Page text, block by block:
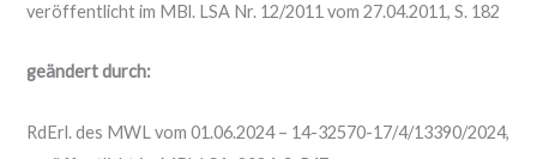
veröffentlicht im MBl. LSA Nr. 12/2011 vom 27.04.2011, S. 182
geändert durch:
RdErl. des MWL vom 01.06.2024 – 14-32570-17/4/13390/2024,